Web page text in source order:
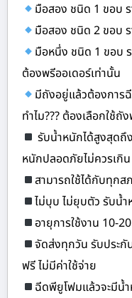
มือสอง ชนิด 1 ขอบ
มือสอง ชนิด 2 ขอบ
มือหนึ่ง ชนิด 1 ขอบ
ต้องพรีออเดอร์เท่านั้น
มีถังอยู่แล้วต้องการ
ทำไม??? ต้องเลือกใช้
รับน้ำหนักได้สูงสุดถึ
หนักปลอดภัยไม่ควรเกิ
สามารถใช้ได้กับทุก
ไม่บุบ ไม่ยุบตัว รับน้ำ
อายุการใช้งาน 10-
จัดส่งทุกวัน รับประ
ฟรี ไม่มีค่าใช้จ่าย
ฉีดพียูโฟมแล้วจะมีน้